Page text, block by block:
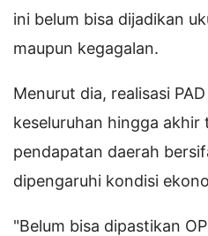
ini belum bisa dijadikan
maupun kegagalan.
Menurut dia, realisasi
keseluruhan hingga akhir
pendapatan daerah
dipengaruhi kondisi
"Belum bisa dipastikan